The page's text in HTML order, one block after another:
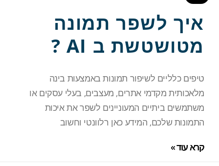
איך לשפר תמונה
מטושטשת ב AI ?
טיפים כלליים לשיפור תמונות באמצעות בינה
מלאכותית מקדמי אתרים, מעצבים, בעלי עסקים או
משתמשים ביתיים המעוניינים לשפר את איכות
התמונות שלכם, המידע כאן רלוונטי וחשוב
קרא עוד »